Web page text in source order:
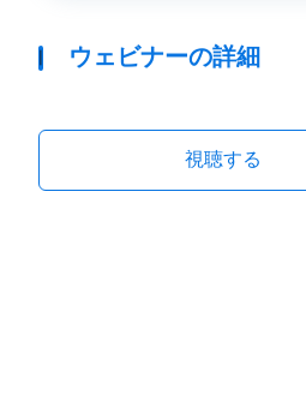
ウェビナーの詳細
視聴する